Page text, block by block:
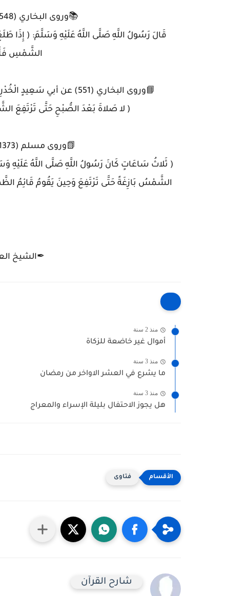
📚وروى البخاري (548) ومسلم (1371) عن ابْنُ عُمَرَ قَالَ :
قَالَ رَسُولُ اللَّهِ صَلَّى اللَّهُ عَلَيْهِ وَسَلَّمَ: ( إِذَا
الشَّمْسِ
📘وروى البخاري (551) عن أبي سَعِيدٍ الْخُدْرِيَّ يَقُولُ سَمِعْتُ رَسُولَ اللَّهِ صَلَّى اللَّهُ عَلَيْهِ وَسَلَّمَ يَقُولُ :
( لا صَلاةَ بَعْدَ الصُّبْحِ حَتَّى
📗وروى مسلم (1373) عن عُقْبَةَ بْنَ عَامِرٍ الْجُهَنِيَّ يَقُولُ :
( ثَلاثُ سَاعَاتٍ كَانَ رَسُولُ اللَّهِ صَلَّى اللَّهُ عَلَيْهِ
الشَّمْسُ بَازِغَةً حَتَّى تَرْتَفِعَ وَحِينَ يَقُومُ قَائِمُ
✒الشيخ
منذ 2 سنة
أموال غير خاضعة للزكاة
منذ 3 سنة
ما يشرع في العشر الاواخر من رمضان
منذ 3 سنة
هل يجوز الاحتفال بليلة الإسراء والمعراج
فتاوى
شارح القرآن